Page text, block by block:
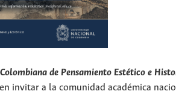
de Pensamiento Estético e
invitar a la comunidad académica